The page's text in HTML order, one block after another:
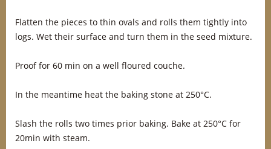
Flatten the pieces to thin ovals and rolls them tightly into
logs. Wet their surface and turn them in the seed mixture.
Proof for 60 min on a well floured couche.
In the meantime heat the baking stone at 250°C.
Slash the rolls two times prior baking. Bake at 250°C for
20min with steam.